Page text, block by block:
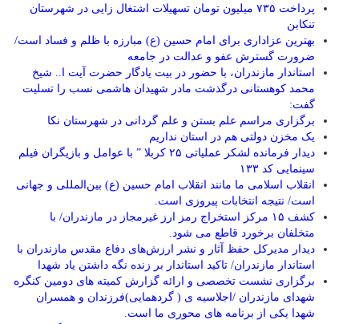
پرداخت ۷۳۵ میلیون تومان تسهیلات اشتغال زایی در شهرستان
تنکابن
بهترین عزاداری برای امام حسین (ع) مبارزه با ظلم و فساد است/
ضرورت گسترش عفو و عدالت در جامعه
استاندار مازندران، با حضور در بیت یادگار حضرت آیت ا.. شیخ
محمد کوهستانی درگذشت مادر شهیدان هاشمی نسب را تسلیت
گفت:
برگزاری مراسم علم بستن و علم گردانی در شهرستان نکا
یک مخزن دولتی هم در استان نداریم
دیدار فرمانده لشکر عملیاتی ۲۵ کربلا ” با عوامل و بازیگران فیلم
سینمایی کد ۱۳۳
انقلاب اسلامی ما مانند انقلاب امام حسین (ع) بین‌المللی و جهانی
است/ نتیجه انتخابات پیروزی است.
کشف ۱۵ مرکز استخراج رمز ارز غیرمجاز در مازندران/ با
متخلفان برخورد قاطع می شود.
دیدار مدیرکل حفظ آثار و نشر ارزش‌های دفاع مقدس مازندران با
استاندار مازندران/ تاکید استاندار بر زنده نگه داشتن یاد شهدا
برگزاری نشست تخصصی و ارائه گزارش کمیته های دومین کنگره
شهدای مازندران /اجلاسیه ی ( گردهمایی)فرزندان و همسران
شهدا یکی از برنامه های محوری ما است.